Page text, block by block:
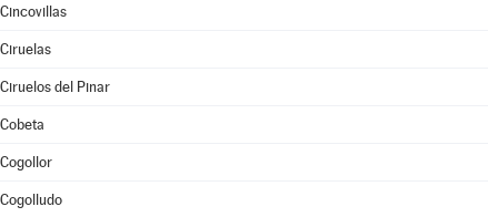
Cincovillas
Ciruelas
Ciruelos del Pinar
Cobeta
Cogollor
Cogolludo